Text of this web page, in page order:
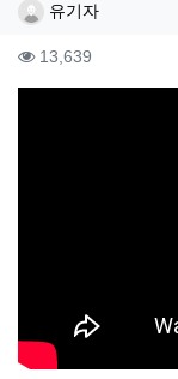
작성자 정보
유기자작성
컨텐츠 정보
13,639